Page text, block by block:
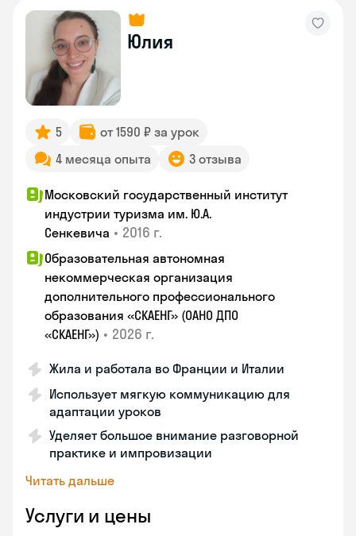
Юлия
5
от 1590 ₽ за урок
4 месяца опыта
3 отзыва
Московский государственный институт
индустрии туризма им. Ю.А.
Сенкевича • 2016 г.
Образовательная автономная
некоммерческая организация
дополнительного профессионального
образования «СКАЕНГ» (ОАНО ДПО
«СКАЕНГ») • 2026 г.
Жила и работала во Франции и Италии
Использует мягкую коммуникацию для
адаптации уроков
Уделяет большое внимание разговорной
практике и импровизации
Читать дальше
Услуги и цены